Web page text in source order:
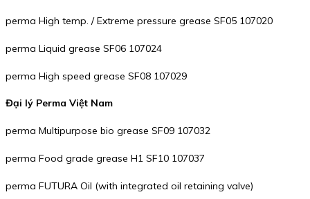
perma High temp. / Extreme pressure grease SF05 107020
perma Liquid grease SF06 107024
perma High speed grease SF08 107029
Đại lý Perma Việt Nam
perma Multipurpose bio grease SF09 107032
perma Food grade grease H1 SF10 107037
perma FUTURA Oil (with integrated oil retaining valve)